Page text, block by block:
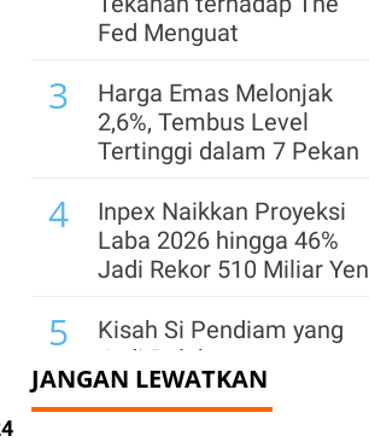
Fed Menguat
3
Harga Emas Melonjak
2,6%, Tembus Level
Tertinggi dalam 7 Pekan
4
Inpex Naikkan Proyeksi
Laba 2026 hingga 46%
Jadi Rekor 510 Miliar Yen
5
Kisah Si Pendiam yang
Jadi Pelaku
Penembakan Massal di
Sekolah Thailand
JANGAN LEWATKAN